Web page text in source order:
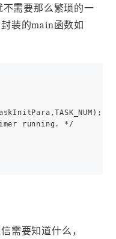
需要那么繁琐的一
装的main函数如
running. */
需要知道什么，